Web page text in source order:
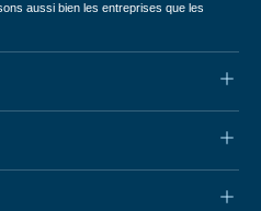
aussi bien les entreprises que les